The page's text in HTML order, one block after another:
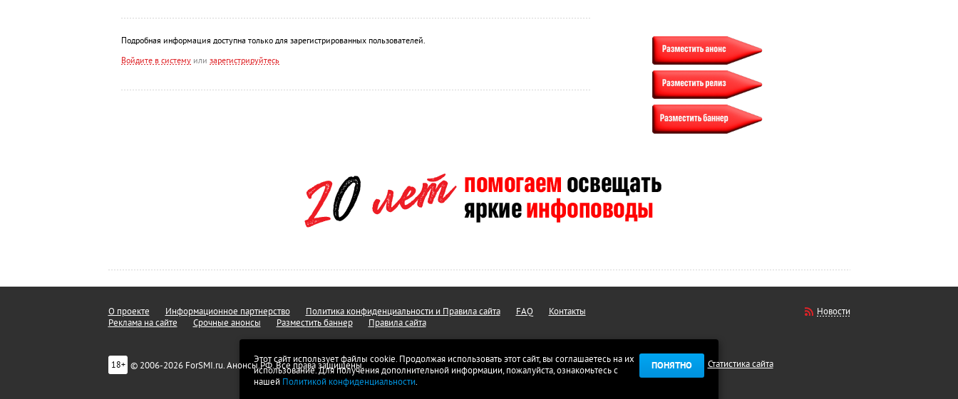
Подробная информация доступна только для зарегистрированных пользователей.
Войдите в системуили зарегистрируйтесь
Этот сайт использует файлы cookie. Продолжая использовать этот сайт, вы соглашаетесь на их
использование. Для получения дополнительной информации, пожалуйста, ознакомьтесь с
нашей Политикой конфиденциальности.
ПОНЯТНО
О проекте Информационное партнерство Политика конфиденциальности и Правила сайта FAQ
Контакты
Реклама на сайте
Срочные анонсы Разместить баннер Правила сайта
18+ © 2006-2026 ForSMI.ru. Анонсы.РФ. Все права защищены.
Новости
Статистика сайта